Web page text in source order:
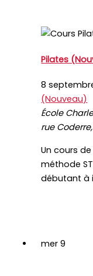
Pilates
8
(Nouveau)
École
rue
Un cours
méthode
débutant à
mer9